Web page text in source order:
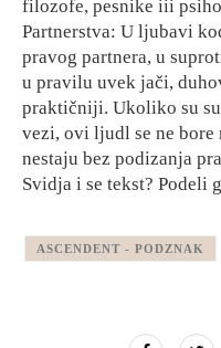
filozofe, pesnike iii
Partnerstva: U ljubavi
pravog partnera, u
u pravilu uvek jači,
praktičniji. Ukoliko su
vezi, ovi ljudl se ne bore
nestaju bez podizanja
Svidja i se tekst? Podeli
ASCENDENT - PODZNAK